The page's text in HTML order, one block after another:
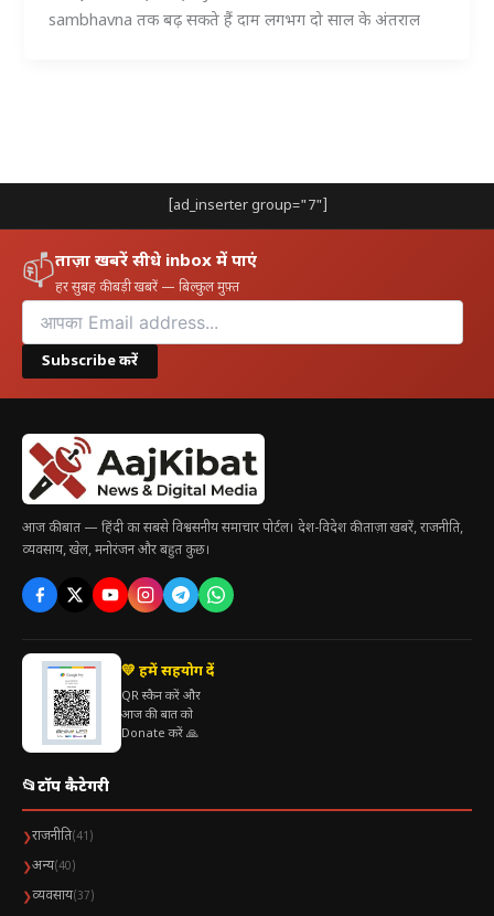
sambhavna तक बढ़ सकते हैं दाम लगभग दो साल के अंतराल
[ad_inserter group="7"]
📫ताज़ा खबरें सीधे inbox में पाएं
हर सुबह की बड़ी खबरें — बिल्कुल मुफ़्त
Subscribe करें
आज की बात — हिंदी का सबसे विश्वसनीय समाचार पोर्टल। देश-विदेश की ताज़ा खबरें, राजनीति,
व्यवसाय, खेल, मनोरंजन और बहुत कुछ।
💛 हमें सहयोग दें
QR स्कैन करें और
आज की बात को
Donate करें 🙏
📂टॉप कैटेगरी
❯राजनीति(41)
❯अन्य(40)
❯व्यवसाय(37)